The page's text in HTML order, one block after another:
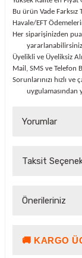
Bu ürün Vade Farksız
Havale/EFT
Her siparişinizden
Üyelikli ve Üyeliksiz
Mail, SMS ve Telefon
Sorunlarınızı hızlı
uygulamasından
Yorumlar
Taksit
Önerileriniz
Bu ürünün fiyat
🚚 KARGO